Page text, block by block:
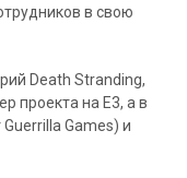
в свою
Death Stranding,
проекта на E3, а в
Games) и